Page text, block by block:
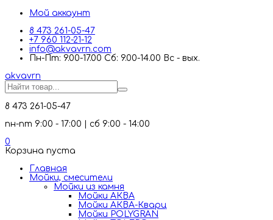
Мой аккаунт
8 473 261-05-47
+7 960 112-21-12
info@akvavrn.com
Пн-Пт: 9.00-17.00 Сб: 9.00-14.00 Вс - вых.
akvavrn
8 473 261-05-47
пн-пт 9:00 - 17:00 | сб 9:00 - 14:00
0
Корзина пуста
Главная
Мойки, смесители
Mойки из камня
Мойки АКВА
Мойки АКВА-Кварц
Мойки POLYGRAN